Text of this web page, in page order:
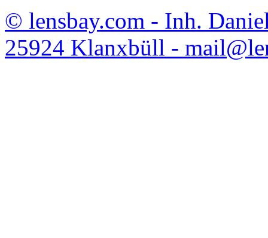
© lensbay.com - Inh.
25924 Klanxbüll -